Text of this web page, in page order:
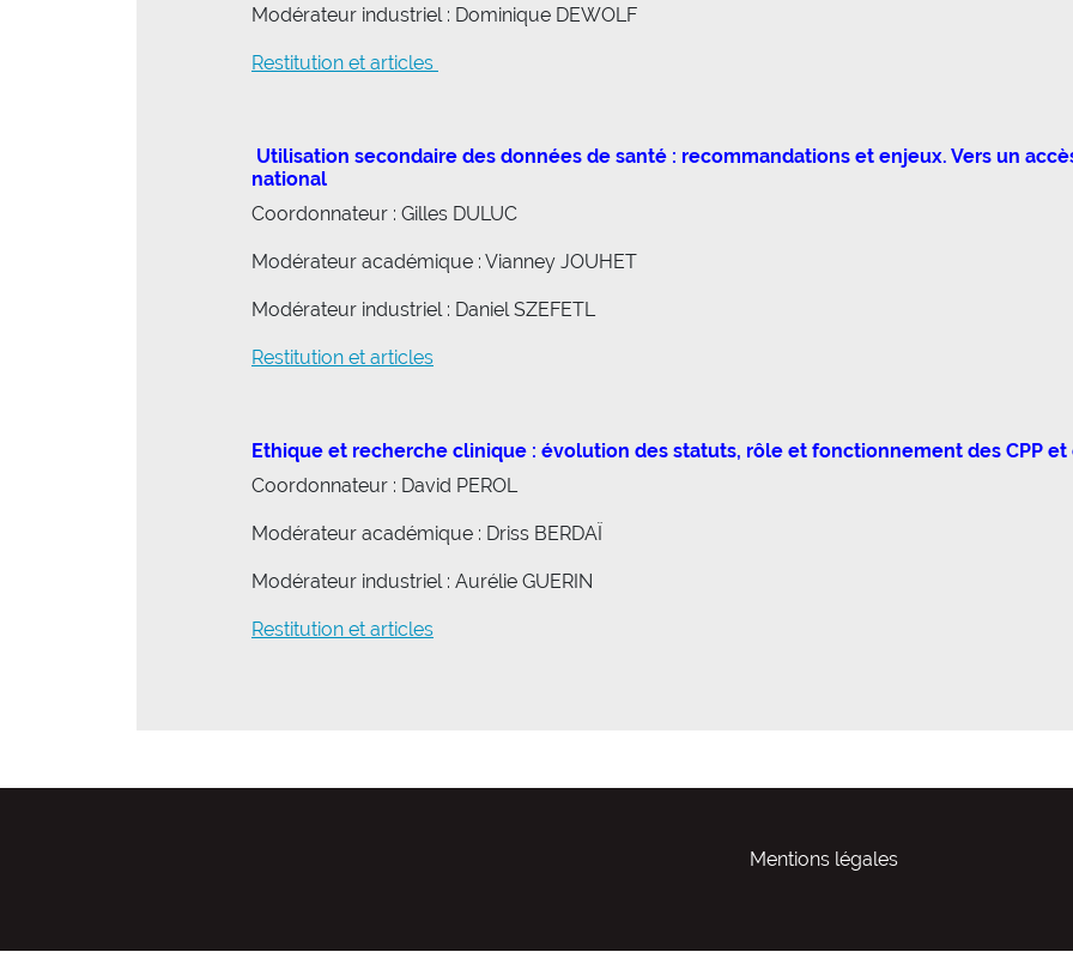
Modérateur industriel : Dominique DEWOLF
Restitution et articles
Utilisation secondaire des données de santé : recommandations et enjeux. Vers un
national
Coordonnateur : Gilles DULUC
Modérateur académique : Vianney JOUHET
Modérateur industriel : Daniel SZEFETL
Restitution et articles
Ethique et recherche clinique : évolution des statuts, rôle et fonctionnement des CPP et
Coordonnateur : David PEROL
Modérateur académique : Driss BERDAÏ
Modérateur industriel : Aurélie GUERIN
Restitution et articles
Mentions légales